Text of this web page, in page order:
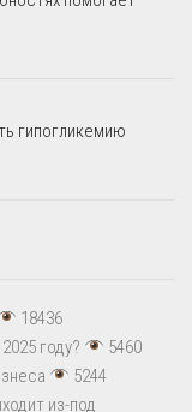
гипогликемию
18436
году?
5460
5244
из-под